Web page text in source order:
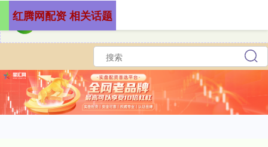
红腾网配资 相关话题